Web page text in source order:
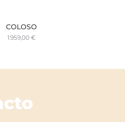
COLOSO
1.959,00€